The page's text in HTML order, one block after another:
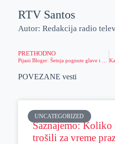
RTV Santos
Autor: Redakcija radio
PRETHODNO
POVEZANE vesti
UNCATEGORIZED
Saznajemo: Koliko
trošili za vreme